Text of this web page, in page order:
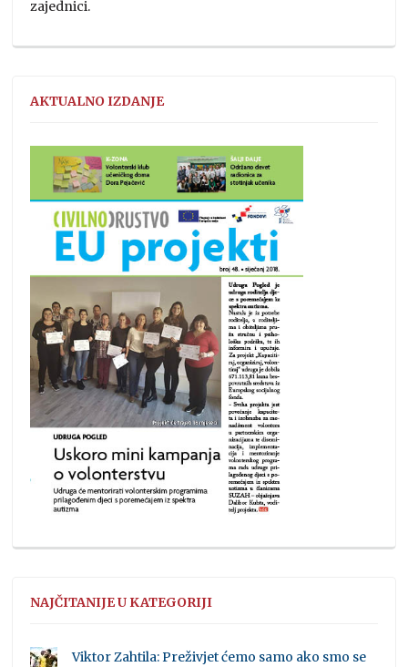
zajednici.
AKTUALNO IZDANJE
NAJČITANIJE U KATEGORIJI
Viktor Zahtila: Preživjet ćemo samo ako smo se